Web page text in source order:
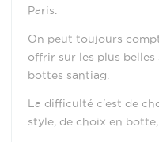
Paris.
On peut toujours
offrir sur les plus
bottes santiag.
La difficulté c'est de
style, de choix en